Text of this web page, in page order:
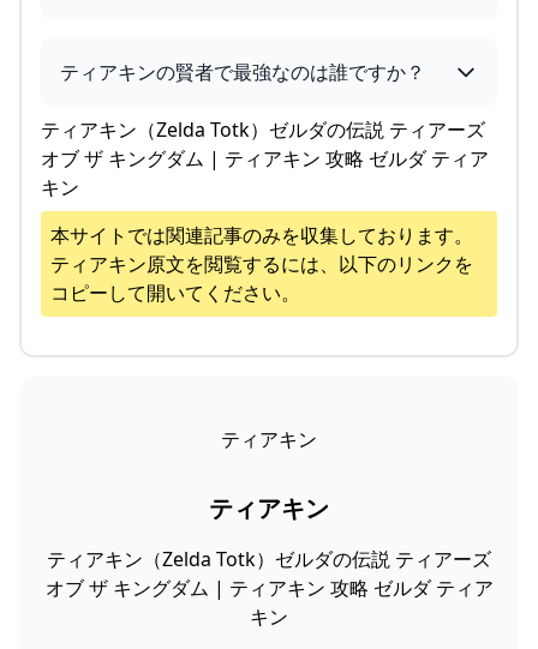
ティアキンの賢者で最強なのは誰ですか？
ティアキン（Zelda Totk）ゼルダの伝説 ティアーズ
オブ ザ キングダム | ティアキン 攻略 ゼルダ ティア
キン
本サイトでは関連記事のみを収集しております。
ティアキン原文を閲覧するには、以下のリンクを
コピーして開いてください。
ティアキン
ティアキン
ティアキン（Zelda Totk）ゼルダの伝説 ティアーズ
オブ ザ キングダム | ティアキン 攻略 ゼルダ ティア
キン